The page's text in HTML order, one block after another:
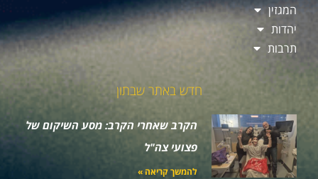
המגזין
יהדות
תרבות
חדש באתר שבתון
הקרב שאחרי הקרב: מסע השיקום של
פצועי צה"ל
להמשך קריאה »